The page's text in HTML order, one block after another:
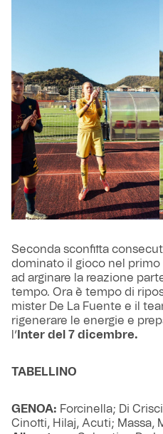
Seconda sconfitta
dominato il gioco nel
ad arginare la reazione
tempo. Ora è tempo di
mister De La Fuente e il
rigenerare le energie e
l’ Inter del 7 dicembre.
TABELLINO
GENOA: Forcinella; Di
Cinotti, Hilaj, Acuti; Massa,